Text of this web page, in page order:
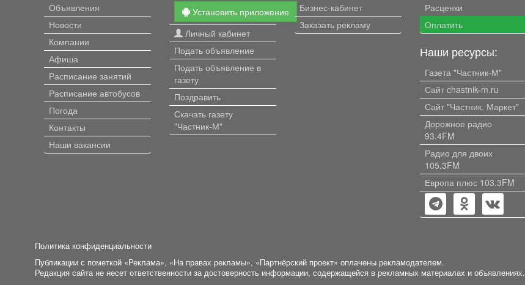
Объявления
Новости
Компании
Афиша
Расписание занятий
Расписание автобусов
Погода
Контакты
Наши вакансии
Установить приложение
Личный кабинет
Подать объявление
Подать объявление в
газету
Поздравить
Скачать газету
"Частник-М"
Бизнес-кабинет
Заказать рекламу
Расценки
Оплатить
Наши ресурсы:
Газета "Частник-М"
Сайт chastnik-m.ru
Сайт "Частник. Маркет"
Дорожное радио
93.4FM
Радио для двоих
105.3FM
Европа плюс 103.3FM
Политика конфиденциальности
Публикации с пометкой «Реклама», «На правах рекламы», «Партнёрский проект» оплачены рекламодателем.
Редакция сайта не несет ответственности за достоверность информации, содержащейся в рекламных материалах и объявлениях.